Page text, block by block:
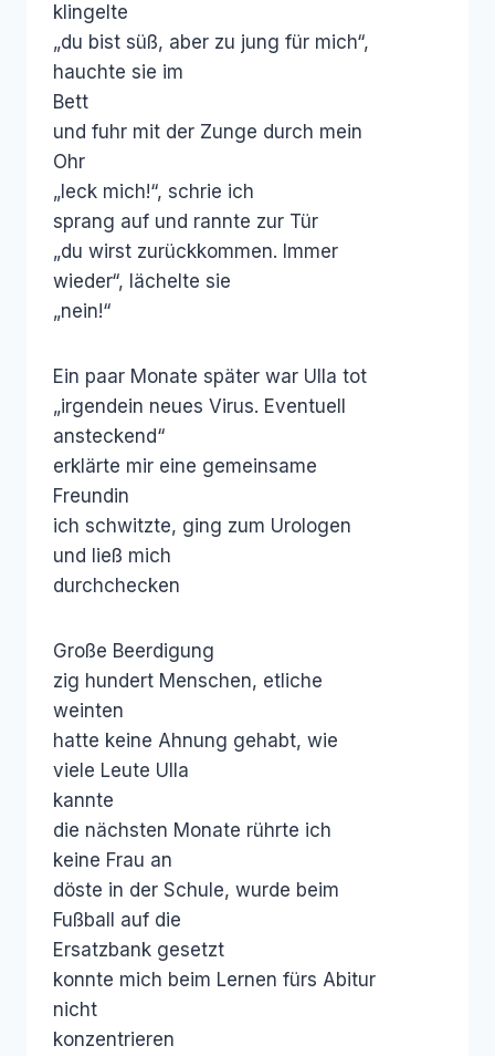
klingelte
„du bist süß, aber zu jung für mich“,
hauchte sie im
Bett
und fuhr mit der Zunge durch mein
Ohr
„leck mich!“, schrie ich
sprang auf und rannte zur Tür
„du wirst zurückkommen. Immer
wieder“, lächelte sie
„nein!“
Ein paar Monate später war Ulla tot
„irgendein neues Virus. Eventuell
ansteckend“
erklärte mir eine gemeinsame
Freundin
ich schwitzte, ging zum Urologen
und ließ mich
durchchecken
Große Beerdigung
zig hundert Menschen, etliche
weinten
hatte keine Ahnung gehabt, wie
viele Leute Ulla
kannte
die nächsten Monate rührte ich
keine Frau an
döste in der Schule, wurde beim
Fußball auf die
Ersatzbank gesetzt
konnte mich beim Lernen fürs Abitur
nicht
konzentrieren